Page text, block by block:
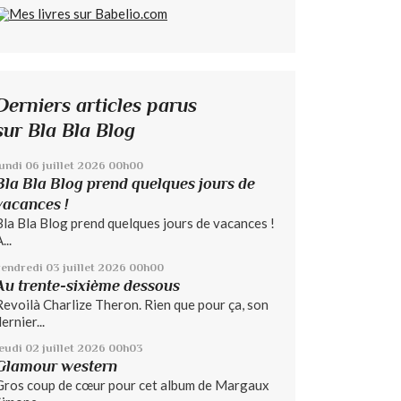
articles parus
Bla Bla Blog
06 juillet 2026 00h00
Bla Blog prend quelques jours de
!
Bla Blog prend quelques jours de vacances !
03 juillet 2026 00h00
trente-sixième dessous
Charlize Theron. Rien que pour ça, son
02 juillet 2026 00h03
western
coup de cœur pour cet album de Margaux